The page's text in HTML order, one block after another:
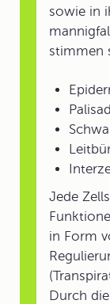
sowie in
stimmen
Jede
in Form
Durch